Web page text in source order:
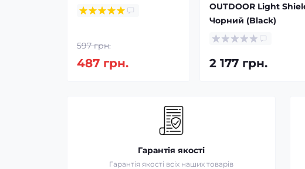
597 грн.
487 грн.
OUTDOOR Light
Чорний (Black)
2 177 грн.
Гарантія якості
Гарантія якості всіх наших товарів